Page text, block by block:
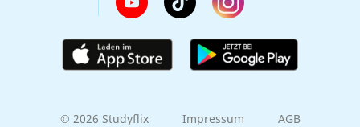
© 2026 Studyflix Impressum AGB